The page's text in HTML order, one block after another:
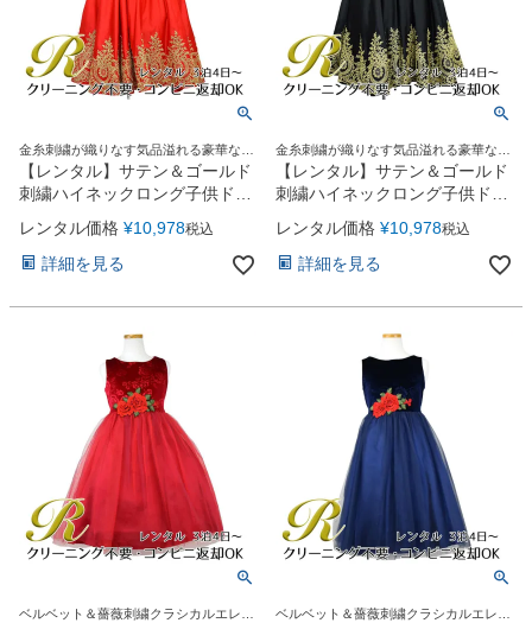
金糸刺繍が織りなす気品溢れる豪華なロ
ングドレス
【レンタル】サテン＆ゴールド
刺繍ハイネックロング子供ドレ
ス(YP134)レッド
レンタル価格 ¥10,978税込
詳細を見る
金糸刺繍が織りなす気品溢れる豪華なロ
ングドレス
【レンタル】サテン＆ゴールド
刺繍ハイネックロング子供ドレ
ス(YP134)ブラック
レンタル価格 ¥10,978税込
詳細を見る
ベルベット＆薔薇刺繍クラシカルエレガ
ベルベット＆薔薇刺繍クラシカルエレガ